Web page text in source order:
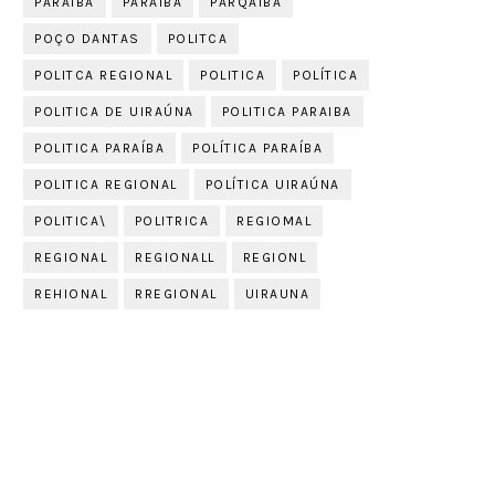
POÇO DANTAS POLITCA
POLITCA REGIONAL POLITICA POLÍTICA
POLITICA DE UIRAÚNA POLITICA PARAIBA
POLITICA PARAÍBA POLÍTICA PARAÍBA
POLITICA REGIONAL POLÍTICA UIRAÚNA
POLITICA\ POLITRICA REGIOMAL
REGIONAL REGIONALL REGIONL
REHIONAL RREGIONAL UIRAUNA